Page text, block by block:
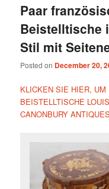
Paar
Beistelltische
Stil mit
Posted on December 20,
KLICKEN SIE HIER,
BEISTELLTISCHE
CANONBURY